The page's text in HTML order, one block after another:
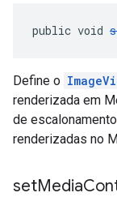
public void
Define o
renderizada em
de escalonamento
renderizadas no
setMedia